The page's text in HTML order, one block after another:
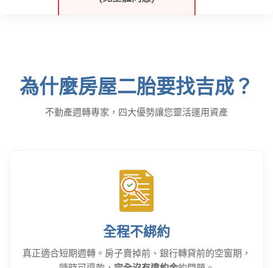
為什麼房屋二胎要找吉成？
不動產週轉專家，四大優勢讓您靈活運用資產
全程不綁約
真正適合短期週轉。房子賣掉前、銀行轉貸前的空窗期，